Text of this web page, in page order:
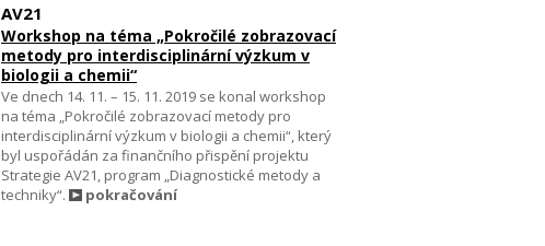
AV21
Workshop na téma „Pokročilé zobrazovací
metody pro interdisciplinární výzkum v
biologii a chemii“
Ve dnech 14. 11. – 15. 11. 2019 se konal workshop
na téma „Pokročilé zobrazovací metody pro
interdisciplinární výzkum v biologii a chemii“, který
byl uspořádán za finančního přispění projektu
Strategie AV21, program „Diagnostické metody a
techniky“.
pokračování